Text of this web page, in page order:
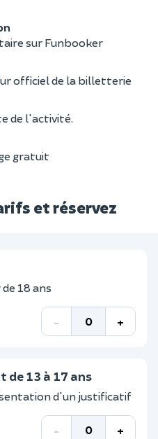
sur Funbooker
officiel de la billetterie
de l'activité.
gratuit
et réservez
18 ans
- +
13 à 17 ans
d'un justificatif
- +